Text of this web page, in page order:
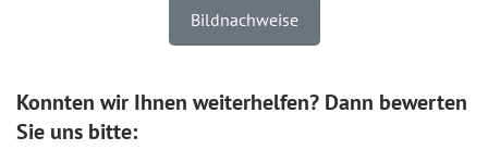
Bildnachweise
Konnten wir Ihnen weiterhelfen? Dann bewerten
Sie uns bitte: